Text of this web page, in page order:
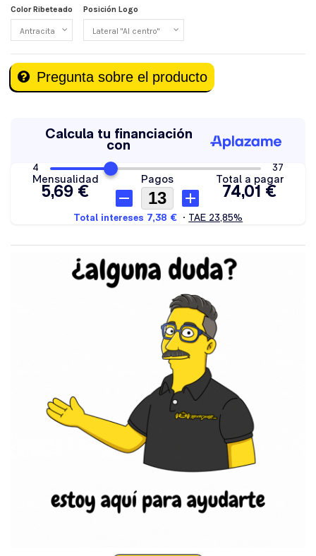
Color Ribeteado Posición Logo
Pregunta sobre el producto